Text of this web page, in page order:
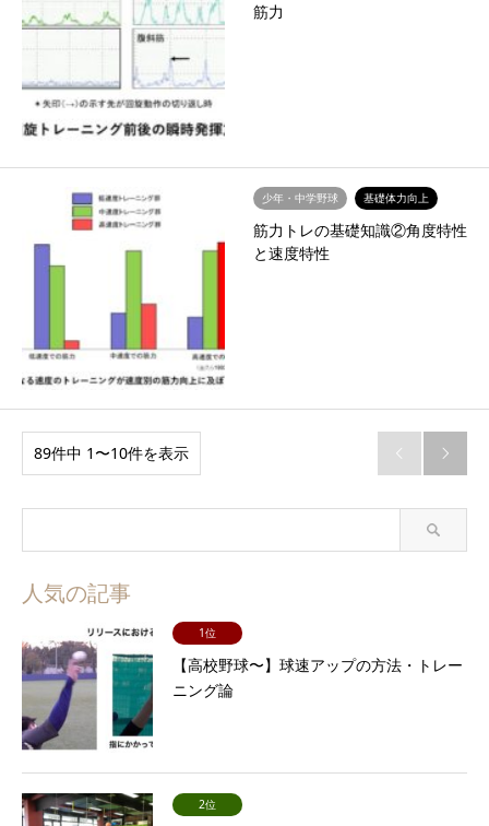
筋力
少年・中学野球 基礎体力向上
筋力トレの基礎知識②角度特性
と速度特性
89件中 1〜10件を表示  
人気の記事
1位
【高校野球〜】球速アップの方法・トレー
ニング論
2位